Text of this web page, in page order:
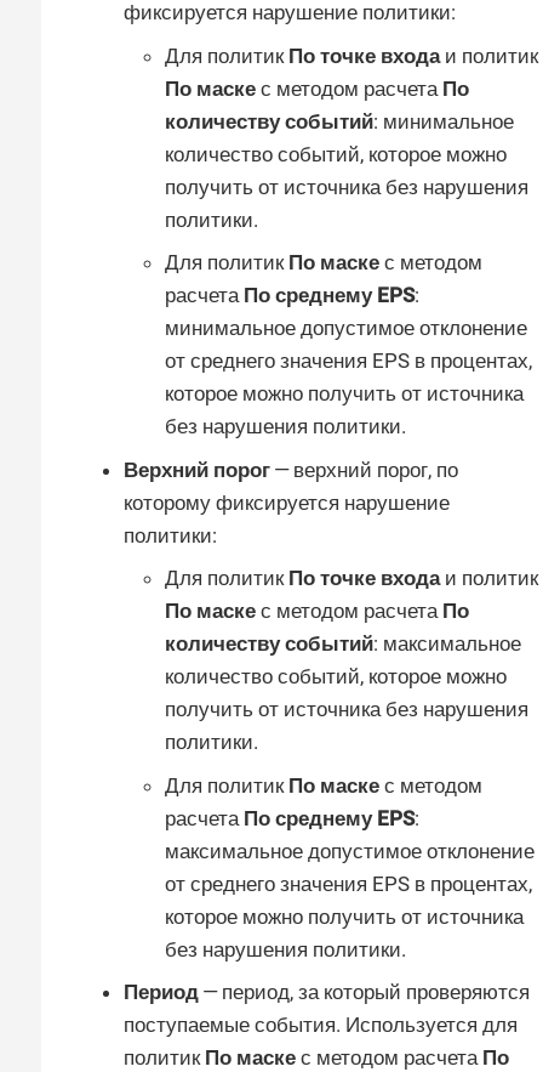
фиксируется нарушение политики:
Для политик По точке входаи политик
По маске с методом расчета По
количеству событий: минимальное
количество событий, которое можно
получить от источника без нарушения
политики.
Для политик По маске с методом
расчета По среднему EPS:
минимальное допустимое отклонение
от среднего значения EPS в процентах,
которое можно получить от источника
без нарушения политики.
Верхний порог — верхний порог, по
которому фиксируется нарушение
политики:
Для политик По точке входаи политик
По маске с методом расчета По
количеству событий: максимальное
количество событий, которое можно
получить от источника без нарушения
политики.
Для политик По маске с методом
расчета По среднему EPS:
максимальное допустимое отклонение
от среднего значения EPS в процентах,
которое можно получить от источника
без нарушения политики.
Период — период, за который проверяются
поступаемые события. Используется для
политик По маске с методом расчета По